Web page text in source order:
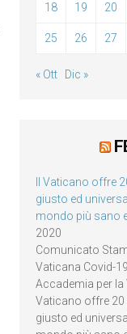
18 19 20
25 26 27
« Ott Dic »
Il Vaticano offre
giusto ed
mondo più sano
2020
Comunicato
Vaticana Covid-
Accademia per la
Vaticano offre 20
giusto ed